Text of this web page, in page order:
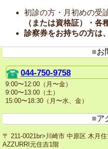
初診の方・月初めの受
（または資格証）・各
診察券をお持ちの方は
■お
044-750-9758
9:00〜12:00（月〜金）
9:00〜13:00（土）
15:00〜18:30（月〜水、金）
■ア
〒 211-0021br>川崎市 中原区 木月
AZZURRI元住吉1階